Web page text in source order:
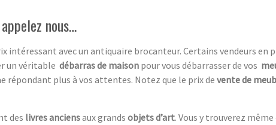
nous…
intéressant avec un antiquaire brocanteur. Certains vendeurs
un véritable débarras de maison pour vous débarrasser de vos
répondant plus à vos attentes. Notez que le prix de vente de
des livres anciensaux grands objets d’art. Vous y trouverez